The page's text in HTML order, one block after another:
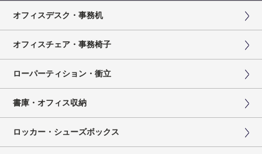
オフィスデスク・事務机
オフィスチェア・事務椅子
ローパーティション・衝立
書庫・オフィス収納
ロッカー・シューズボックス